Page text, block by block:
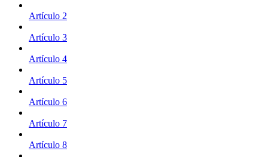
Artículo 2
Artículo 3
Artículo 4
Artículo 5
Artículo 6
Artículo 7
Artículo 8